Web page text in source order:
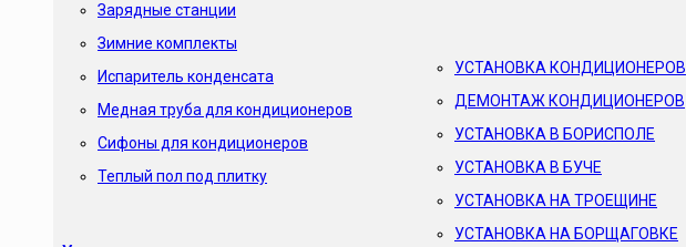
Зарядные станции
Зимние комплекты
Испаритель конденсата
Медная труба для кондиционеров
Сифоны для кондиционеров
Теплый пол под плитку
УСТАНОВКА КОНДИЦИОНЕРОВ
ДЕМОНТАЖ КОНДИЦИОНЕРОВ
УСТАНОВКА В БОРИСПОЛЕ
УСТАНОВКА В БУЧЕ
УСТАНОВКА НА ТРОЕЩИНЕ
УСТАНОВКА НА БОРЩАГОВКЕ